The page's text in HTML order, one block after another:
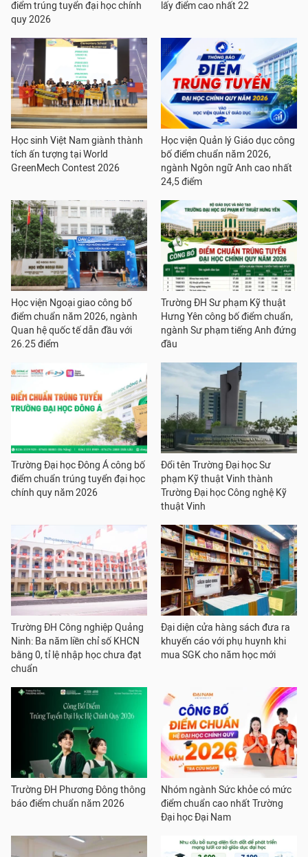
điểm trúng tuyển đại học chính
quy 2026
lấy điểm cao nhất 22
Học sinh Việt Nam giành thành
tích ấn tượng tại World
GreenMech Contest 2026
Học viện Quản lý Giáo dục công
bố điểm chuẩn năm 2026,
ngành Ngôn ngữ Anh cao nhất
24,5 điểm
Học viện Ngoại giao công bố
điểm chuẩn năm 2026, ngành
Quan hệ quốc tế dẫn đầu với
26.25 điểm
Trường ĐH Sư phạm Kỹ thuật
Hưng Yên công bố điểm chuẩn,
ngành Sư phạm tiếng Anh đứng
đầu
Trường Đại học Đông Á công bố
điểm chuẩn trúng tuyển đại học
chính quy năm 2026
Đổi tên Trường Đại học Sư
phạm Kỹ thuật Vinh thành
Trường Đại học Công nghệ Kỹ
thuật Vinh
Trường ĐH Công nghiệp Quảng
Ninh: Ba năm liền chỉ số KHCN
bằng 0, tỉ lệ nhập học chưa đạt
chuẩn
Đại diện cửa hàng sách đưa ra
khuyến cáo với phụ huynh khi
mua SGK cho năm học mới
Trường ĐH Phương Đông thông
báo điểm chuẩn năm 2026
Nhóm ngành Sức khỏe có mức
điểm chuẩn cao nhất Trường
Đại học Đại Nam